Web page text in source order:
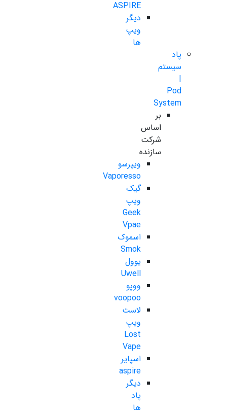
ASPIRE
دیگر
ویپ
ها
پاد
سیستم
|
Pod
System
بر
اساس
شرکت
سازنده
ویپرسو
Vaporesso
گیک
ویپ
Geek
Vpae
اسموک
Smok
یوول
Uwell
ووپو
voopoo
لاست
ویپ
Lost
Vape
اسپایر
aspire
دیگر
پاد
ها